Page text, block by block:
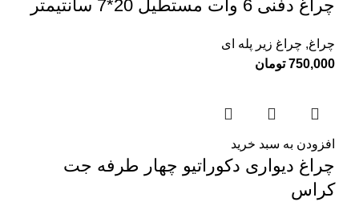
چراغ دفنی 6 وات مستطیل 20*7 سانتیمتر
چراغ, چراغ زیر پله ای
750,000 تومان
افزودن به سبد خرید
چراغ دیواری دكوراتيو چهار طرفه جت
کراس